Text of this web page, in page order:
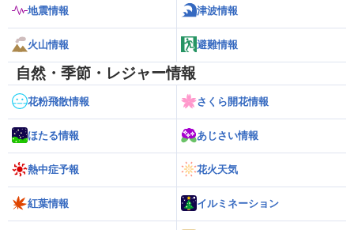
地震情報 津波情報
火山情報 避難情報
自然・季節・レジャー情報
花粉飛散情報 さくら開花情報
ほたる情報 あじさい情報
熱中症予報 花火天気
紅葉情報 イルミネーション